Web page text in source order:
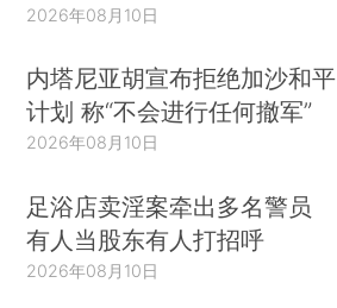
2026年08月10日
内塔尼亚胡宣布拒绝加沙和平
计划 称“不会进行任何撤军”
2026年08月10日
足浴店卖淫案牵出多名警员
有人当股东有人打招呼
2026年08月10日